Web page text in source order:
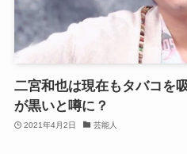
二宮和也は現在もタバコを
が黒いと噂に？
2021年4月2日 芸能人